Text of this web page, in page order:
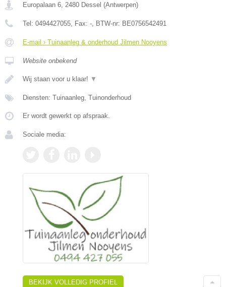
Europalaan 6 2480 Dessel (Antwerpen)
Tel: 0494427055 , Fax: - , BTW-nr: BE0756542491
E-mail › Tuinaanleg & onderhoud Jilmen Nooyens
Website onbekend
Wij staan voor u klaar! ▼
Diensten: Tuinaanleg, Tuinonderhoud
Er wordt gewerkt op afspraak.
Sociale media:
BEKIJK VOLLEDIG PROFIEL